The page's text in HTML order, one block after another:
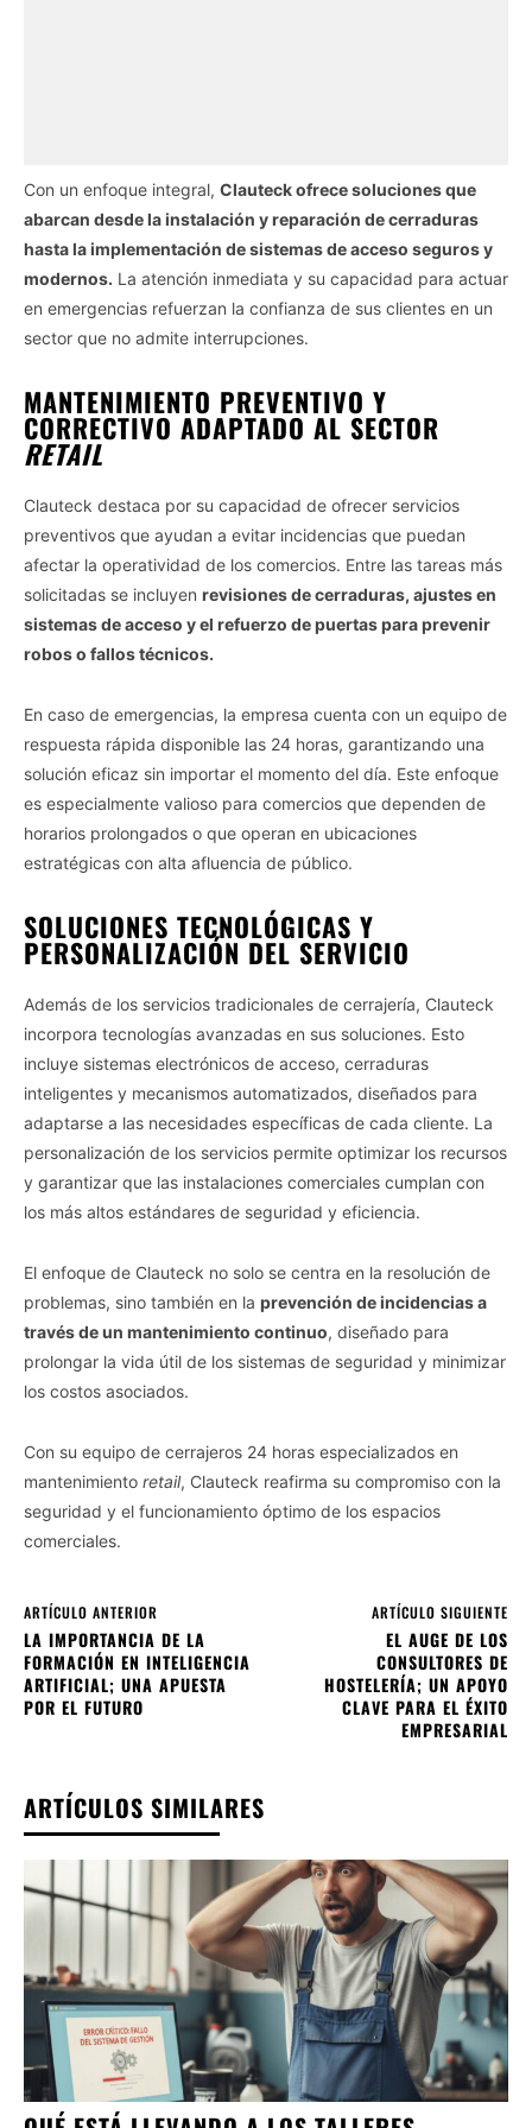
Con un enfoque integral, Clauteck ofrece soluciones que
abarcan desde la instalación y reparación de cerraduras
hasta la implementación de sistemas de acceso seguros y
modernos. La atención inmediata y su capacidad para actuar
en emergencias refuerzan la confianza de sus clientes en un
sector que no admite interrupciones.
MANTENIMIENTO PREVENTIVO Y
CORRECTIVO ADAPTADO AL SECTOR
RETAIL
Clauteck destaca por su capacidad de ofrecer servicios
preventivos que ayudan a evitar incidencias que puedan
afectar la operatividad de los comercios. Entre las tareas más
solicitadas se incluyen revisiones de cerraduras, ajustes en
sistemas de acceso y el refuerzo de puertas para prevenir
robos o fallos técnicos.
En caso de emergencias, la empresa cuenta con un equipo de
respuesta rápida disponible las 24 horas, garantizando una
solución eficaz sin importar el momento del día. Este enfoque
es especialmente valioso para comercios que dependen de
horarios prolongados o que operan en ubicaciones
estratégicas con alta afluencia de público.
SOLUCIONES TECNOLÓGICAS Y
PERSONALIZACIÓN DEL SERVICIO
Además de los servicios tradicionales de cerrajería, Clauteck
incorpora tecnologías avanzadas en sus soluciones. Esto
incluye sistemas electrónicos de acceso, cerraduras
inteligentes y mecanismos automatizados, diseñados para
adaptarse a las necesidades específicas de cada cliente. La
personalización de los servicios permite optimizar los recursos
y garantizar que las instalaciones comerciales cumplan con
los más altos estándares de seguridad y eficiencia.
El enfoque de Clauteck no solo se centra en la resolución de
problemas, sino también en la prevención de incidencias a
través de un mantenimiento continuo, diseñado para
prolongar la vida útil de los sistemas de seguridad y minimizar
los costos asociados.
Con su equipo de cerrajeros 24 horas especializados en
mantenimiento retail, Clauteck reafirma su compromiso con la
seguridad y el funcionamiento óptimo de los espacios
comerciales.
ARTÍCULO ANTERIOR
LA IMPORTANCIA DE LA
FORMACIÓN EN INTELIGENCIA
ARTIFICIAL; UNA APUESTA
POR EL FUTURO
ARTÍCULO SIGUIENTE
EL AUGE DE LOS
CONSULTORES DE
HOSTELERÍA; UN APOYO
CLAVE PARA EL ÉXITO
EMPRESARIAL
ARTÍCULOS SIMILARES